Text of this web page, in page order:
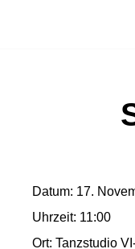
Datum: 17.
Uhrzeit: 11:00
Ort: Tanzstudio